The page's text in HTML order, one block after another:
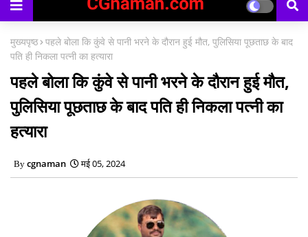
मुख्यपृष्ठ पहले बोला कि कुंवे से पानी भरने के दौरान हुई मौत, पुलिसिया पूछताछ के बाद
पति ही निकला पत्नी का हत्यारा
पहले बोला कि कुंवे से पानी भरने के दौरान हुई मौत,
पुलिसिया पूछताछ के बाद पति ही निकला पत्नी का
हत्यारा
cgnaman मई 05, 2024